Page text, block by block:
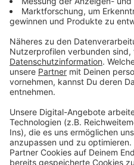
der Bühne oder vor der
Schröder die schönsten
Anekdoten, intime
seine Lieblingspromis in die
kennen und lieben. Atze
so lustig wie immer.
Anzeige